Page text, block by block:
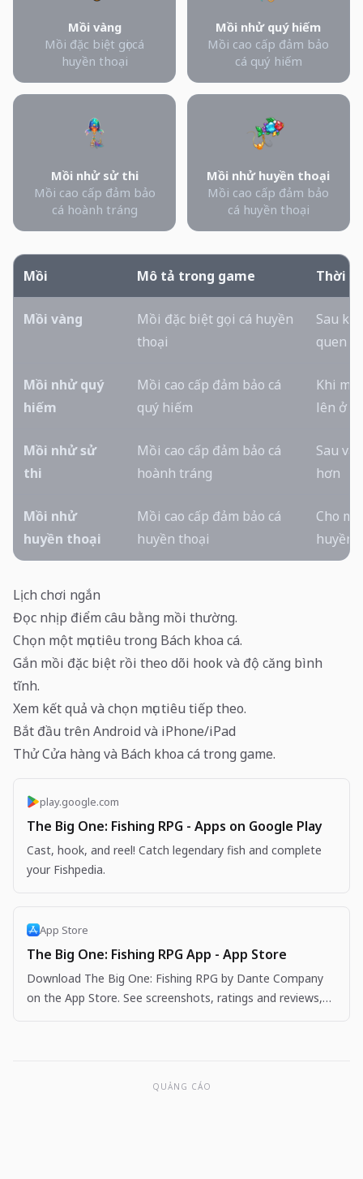
Mồi vàng
Mồi đặc biệt gọi cá
huyền thoại
Mồi nhử quý hiếm
Mồi cao cấp đảm bảo
cá quý hiếm
Mồi nhử sử thi
Mồi cao cấp đảm bảo
cá hoành tráng
Mồi nhử huyền thoại
Mồi cao cấp đảm bảo
cá huyền thoại
Mồi Mô tả trong game Thời
Mồi vàng
Mồi đặc biệt gọi cá huyền
thoại
Sau
quen
Mồi nhử quý
hiếm
Mồi cao cấp đảm bảo cá
quý hiếm
Khi
lên ở
Mồi nhử sử
thi
Mồi cao cấp đảm bảo cá
hoành tráng
Sau
hơn
Mồi nhử
huyền thoại
Mồi cao cấp đảm bảo cá
huyền thoại
Cho
huyền
Lịch chơi ngắn
Đọc nhịp điểm câu bằng mồi thường.
Chọn một mục tiêu trong Bách khoa cá.
Gắn mồi đặc biệt rồi theo dõi hook và độ căng bình
tĩnh.
Xem kết quả và chọn mục tiêu tiếp theo.
Bắt đầu trên Android và iPhone/iPad
Thử Cửa hàng và Bách khoa cá trong game.
play.google.com
The Big One: Fishing RPG - Apps on Google Play
Cast, hook, and reel! Catch legendary fish and complete
your Fishpedia.
App Store
The Big One: Fishing RPG App - App Store
Download The Big One: Fishing RPG by Dante Company
on the App Store. See screenshots, ratings and reviews,
QUẢNG CÁO